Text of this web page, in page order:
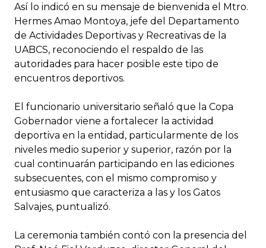
Así lo indicó en su mensaje de bienvenida el Mtro.
Hermes Amao Montoya, jefe del Departamento
de Actividades Deportivas y Recreativas de la
UABCS, reconociendo el respaldo de las
autoridades para hacer posible este tipo de
encuentros deportivos.
El funcionario universitario señaló que la Copa
Gobernador viene a fortalecer la actividad
deportiva en la entidad, particularmente de los
niveles medio superior y superior, razón por la
cual continuarán participando en las ediciones
subsecuentes, con el mismo compromiso y
entusiasmo que caracteriza a las y los Gatos
Salvajes, puntualizó.
La ceremonia también contó con la presencia del